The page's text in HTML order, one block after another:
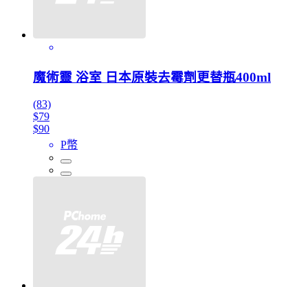
魔術靈 浴室 日本原裝去霉劑更替瓶400ml
(83)
$79
$90
P幣